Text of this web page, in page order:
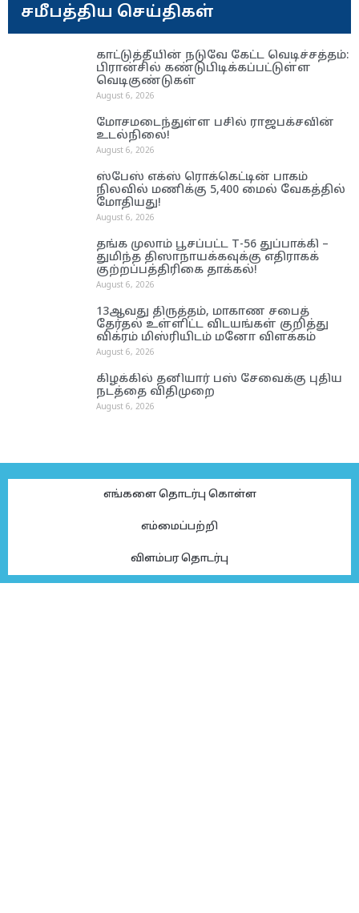
சமீபத்திய செய்திகள்
காட்டுத்தீயின் நடுவே கேட்ட வெடிச்சத்தம்:
பிரான்சில் கண்டுபிடிக்கப்பட்டுள்ள
வெடிகுண்டுகள்
August 6, 2026
மோசமடைந்துள்ள பசில் ராஜபக்சவின்
உடல்நிலை!
August 6, 2026
ஸ்பேஸ் எக்ஸ் ரொக்கெட்டின் பாகம்
நிலவில் மணிக்கு 5,400 மைல் வேகத்தில்
மோதியது!
August 6, 2026
தங்க முலாம் பூசப்பட்ட T-56 துப்பாக்கி –
துமிந்த திஸாநாயக்கவுக்கு எதிராகக்
குற்றப்பத்திரிகை தாக்கல்!
August 6, 2026
13ஆவது திருத்தம், மாகாண சபைத்
தேர்தல் உள்ளிட்ட விடயங்கள் குறித்து
விக்ரம் மிஸ்ரியிடம் மனோ விளக்கம்
August 6, 2026
கிழக்கில் தனியார் பஸ் சேவைக்கு புதிய
நடத்தை விதிமுறை
August 6, 2026
எங்களை தொடர்பு கொள்ள
எம்மைப்பற்றி
விளம்பர தொடர்பு